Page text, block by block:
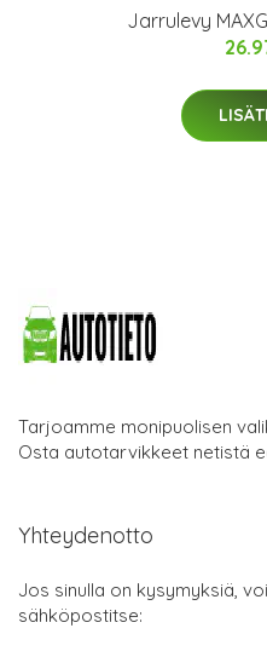
Jarrulevy
Tarjoamme monipuolisen
Osta autotarvikkeet netistä
Yhteydenotto
Jos sinulla on kysymyksiä,
sähköpostitse: